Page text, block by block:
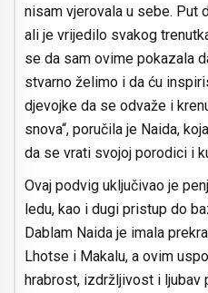
nisam vjerovala u sebe. Put
ali je vrijedilo svakog
se da sam ovime pokazala
stvarno želimo i da ću
djevojke da se odvaže i
snova“, poručila je Naida,
da se vrati svojoj porodici i
Ovaj podvig uključivao je
ledu, kao i dugi pristup do
Dablam Naida je imala
Lhotse i Makalu, a ovim
hrabrost, izdržljivost i ljubav